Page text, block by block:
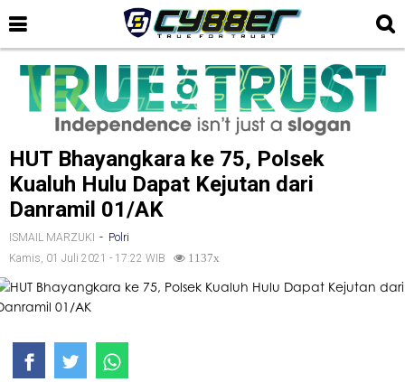
HUT Bhayangkara ke 75, Polsek
Kualuh Hulu Dapat Kejutan dari
Danramil 01/AK
ISMAIL MARZUKI - Polri
Kamis, 01 Juli 2021 - 17:22 WIB
1137x